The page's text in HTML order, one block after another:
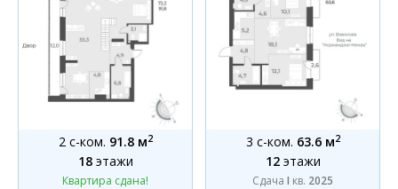
2 с-ком. 91.8 м2
18этажи
Квартира сдана!
3 с-ком. 63.6 м2
12этажи
Сдача I кв. 2025